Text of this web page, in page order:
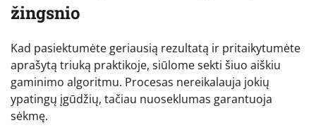
žingsnio
Kad pasiektumėte geriausią rezultatą ir pritaikytumėte
aprašytą triuką praktikoje, siūlome sekti šiuo aiškiu
gaminimo algoritmu. Procesas nereikalauja jokių
ypatingų įgūdžių, tačiau nuoseklumas garantuoja
sėkmę.